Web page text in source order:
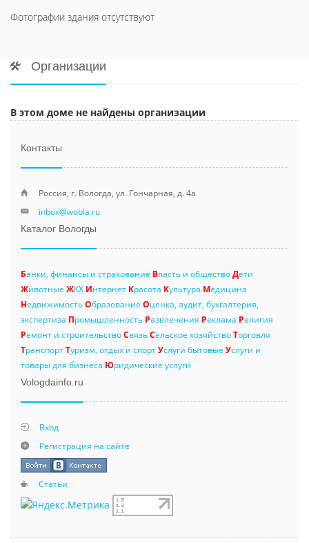
Фотографии здания отсутствуют
Организации
В этом доме не найдены организации
Контакты
Россия, г. Вологда, ул. Гончарная, д. 4а
inbox@wobla.ru
Каталог Вологды
Банки, финансы и страхование Власть и обществоДети
Животные ЖКХ Интернет Красота Культура Медицина
НедвижимостьОбразование Оценка, аудит, бухгалтерия,
экспертиза Промышленность Развлечения Реклама Религия
Ремонт и строительствоСвязьСельское хозяйствоТорговля
ТранспортТуризм, отдых и спортУслуги бытовые Услуги и
товары для бизнеса Юридические услуги
Vologdainfo.ru
Вход
Регистрация на сайте
Статьи